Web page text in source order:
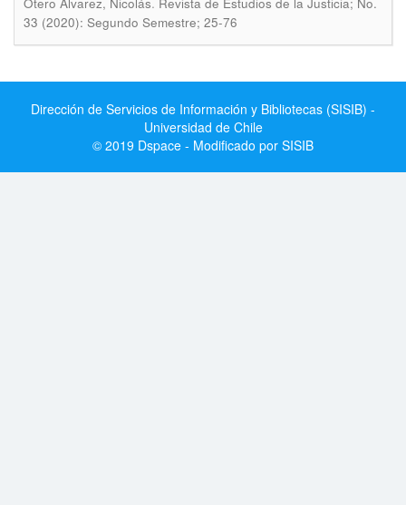
33 (2020): Segundo Semestre; 25-76
Dirección de Servicios de Información y Bibliotecas (SISIB) -
Universidad de Chile
© 2019 Dspace - Modificado por SISIB